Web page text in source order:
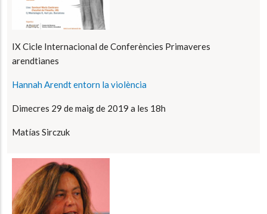
IX Cicle Internacional de Conferències Primaveres
arendtianes
Hannah Arendt entorn la violència
Dimecres 29 de maig de 2019 a les 18h
Matías Sirczuk